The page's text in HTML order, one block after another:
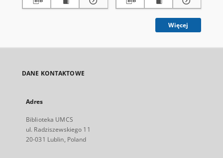
Więcej
DANE KONTAKTOWE
Adres
Biblioteka UMCS
ul. Radziszewskiego 11
20-031 Lublin, Poland